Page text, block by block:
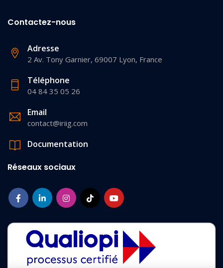
Contactez-nous
Adresse
2 Av. Tony Garnier, 69007 Lyon, France
Téléphone
04 84 35 05 26
Email
contact@iriig.com
Documentation
Réseaux sociaux